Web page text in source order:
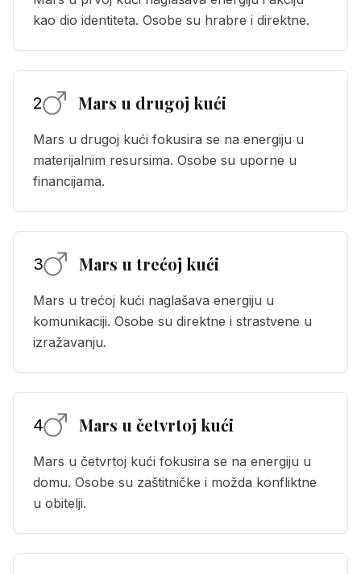
kao dio identiteta. Osobe su hrabre i direktne.
2 Mars u drugoj kući
Mars u drugoj kući fokusira se na energiju u
materijalnim resursima. Osobe su uporne u
financijama.
3 Mars u trećoj kući
Mars u trećoj kući naglašava energiju u
komunikaciji. Osobe su direktne i strastvene u
izražavanju.
4 Mars u četvrtoj kući
Mars u četvrtoj kući fokusira se na energiju u
domu. Osobe su zaštitničke i možda konfliktne
u obitelji.